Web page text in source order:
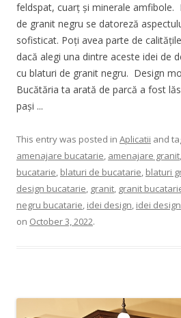
feldspat, cuarț și minerale amfibole.
de granit negru se datoreză
sofisticat. Poți avea parte de
dacă alegi una dintre aceste idei de
cu blaturi de granit negru. Design
Bucătăria ta arată de parcă a fost
pași ...
This entry was posted in Aplicatii and
amenajare bucatarie, amenajare granit,
bucatarie, blaturi de bucatarie, blaturi
design bucatarie, granit, granit
negru bucatarie, idei design, idei
on October 3, 2022.